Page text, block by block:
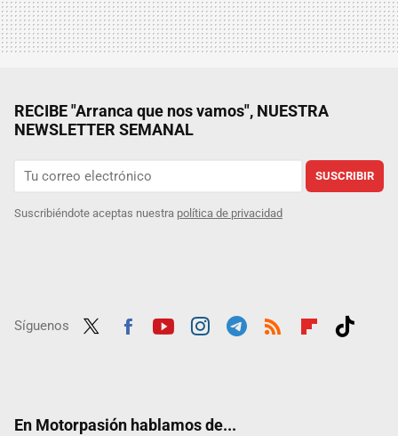
RECIBE "Arranca que nos vamos", NUESTRA
NEWSLETTER SEMANAL
SUSCRIBIR
Suscribiéndote aceptas nuestra política de privacidad
Síguenos
En Motorpasión hablamos de...